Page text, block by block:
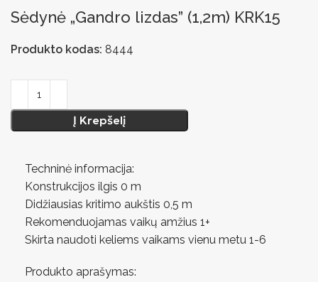
Sėdynė „Gandro lizdas” (1,2m) KRK15
Produkto kodas: 8444
Į Krepšelį
Techninė informacija:
Konstrukcijos ilgis 0 m
Didžiausias kritimo aukštis 0,5 m
Rekomenduojamas vaikų amžius 1+
Skirta naudoti keliems vaikams vienu metu 1-6
Produkto aprašymas: